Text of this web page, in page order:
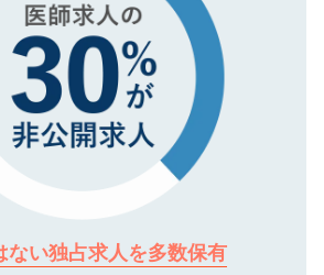
ない独占求人を多数保有